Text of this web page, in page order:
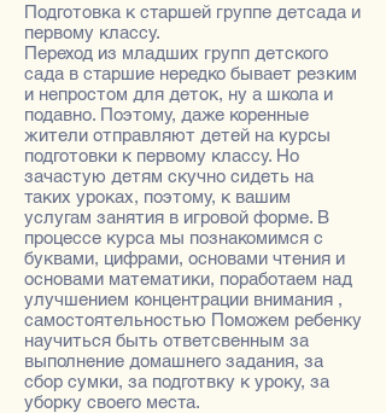
Подготовка к старшей группе детсада и
первому классу.
Переход из младших групп детского
сада в старшие нередко бывает резким
и непростом для деток, ну а школа и
подавно. Поэтому, даже коренные
жители отправляют детей на курсы
подготовки к первому классу. Но
зачастую детям скучно сидеть на
таких уроках, поэтому, к вашим
услугам занятия в игровой форме. В
процессе курса мы познакомимся с
буквами, цифрами, основами чтения и
основами математики, поработаем над
улучшением концентрации внимания ,
самостоятельностью Поможем ребенку
научиться быть ответсвенным за
выполнение домашнего задания, за
сбор сумки, за подготвку к уроку, за
уборку своего места.